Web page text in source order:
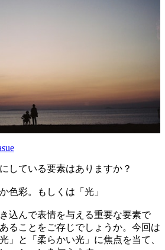
している要素はありますか？
色彩。もしくは「光」
込んで表情を与える重要な要素で
ることをご存じでしょうか。今回は
」と「柔らかい光」に焦点を当て、